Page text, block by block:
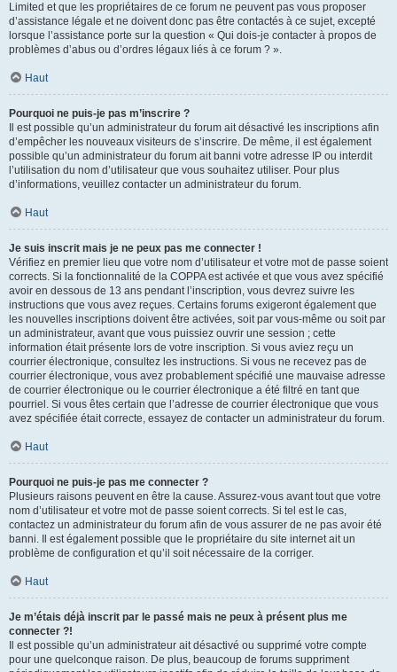
Limited et que les propriétaires de ce forum ne peuvent pas vous proposer
d’assistance légale et ne doivent donc pas être contactés à ce sujet, excepté
lorsque l’assistance porte sur la question « Qui dois-je contacter à propos de
problèmes d’abus ou d’ordres légaux liés à ce forum ? ».
Haut
Pourquoi ne puis-je pas m’inscrire ?
Il est possible qu’un administrateur du forum ait désactivé les inscriptions afin
d’empêcher les nouveaux visiteurs de s’inscrire. De même, il est également
possible qu’un administrateur du forum ait banni votre adresse IP ou interdit
l’utilisation du nom d’utilisateur que vous souhaitez utiliser. Pour plus
d’informations, veuillez contacter un administrateur du forum.
Haut
Je suis inscrit mais je ne peux pas me connecter !
Vérifiez en premier lieu que votre nom d’utilisateur et votre mot de passe soient
corrects. Si la fonctionnalité de la COPPA est activée et que vous avez spécifié
avoir en dessous de 13 ans pendant l’inscription, vous devrez suivre les
instructions que vous avez reçues. Certains forums exigeront également que
les nouvelles inscriptions doivent être activées, soit par vous-même ou soit par
un administrateur, avant que vous puissiez ouvrir une session ; cette
information était présente lors de votre inscription. Si vous aviez reçu un
courrier électronique, consultez les instructions. Si vous ne recevez pas de
courrier électronique, vous avez probablement spécifié une mauvaise adresse
de courrier électronique ou le courrier électronique a été filtré en tant que
pourriel. Si vous êtes certain que l’adresse de courrier électronique que vous
avez spécifiée était correcte, essayez de contacter un administrateur du forum.
Haut
Pourquoi ne puis-je pas me connecter ?
Plusieurs raisons peuvent en être la cause. Assurez-vous avant tout que votre
nom d’utilisateur et votre mot de passe soient corrects. Si tel est le cas,
contactez un administrateur du forum afin de vous assurer de ne pas avoir été
banni. Il est également possible que le propriétaire du site internet ait un
problème de configuration et qu’il soit nécessaire de la corriger.
Haut
Je m’étais déjà inscrit par le passé mais ne peux à présent plus me
connecter ?!
Il est possible qu’un administrateur ait désactivé ou supprimé votre compte
pour une quelconque raison. De plus, beaucoup de forums suppriment